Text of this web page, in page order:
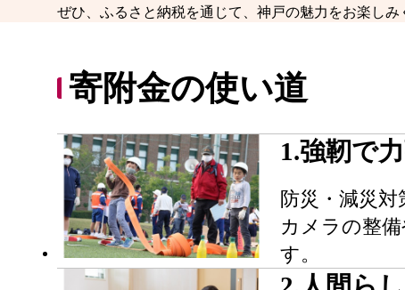
ぜひ、ふるさと納税を通じて、神戸の魅力をお楽しみ
寄附金の使い道
1.強靭で
防災・減災
カメラの整
す。